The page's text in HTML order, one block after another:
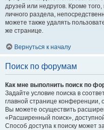
друзей или недругов. Кроме
личного раздела,
можете также удалять
же странице.
Вернуться к началу
Поиск по форумам
Как мне выполнить поиск по
Задайте условие поиска в
главной странице
Вы можете осуществить
«Расширенный поиск»,
Способ доступа к поиску может